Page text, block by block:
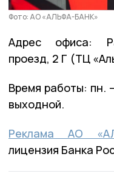
Фото: АО «АЛЬФА-БАНК»
Адрес офиса:
проезд, 2 Г (ТЦ
Время работы: пн.
выходной.
Реклама АО
лицензия Банка